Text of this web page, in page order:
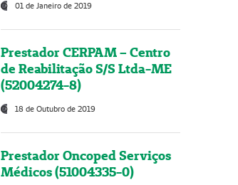
01 de Janeiro de 2019
Prestador CERPAM – Centro
de Reabilitação S/S Ltda-ME
(52004274-8)
18 de Outubro de 2019
Prestador Oncoped Serviços
Médicos (51004335-0)